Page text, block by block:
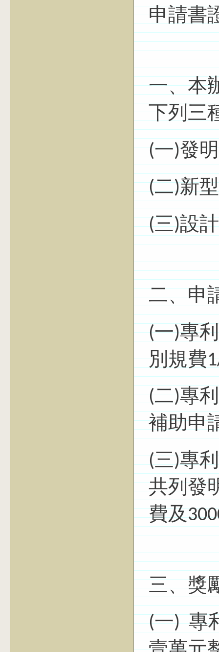
申請書
一、本
下列三
(一)發
(二)新
(三)設
二、申
(一)專
別規費
(二)專
補助申
(三)專
共列發
費及
三、獎
(一) 專